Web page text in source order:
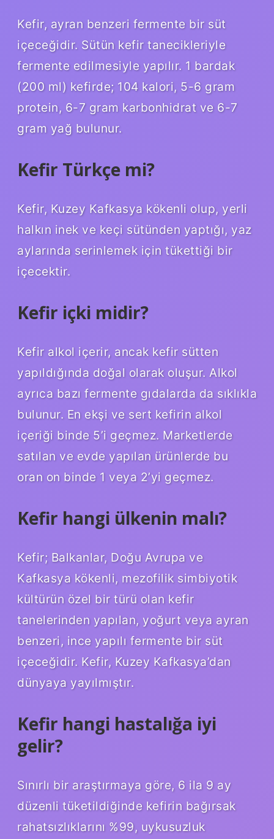
Kefir, ayran benzeri fermente bir süt
içeceğidir. Sütün kefir tanecikleriyle
fermente edilmesiyle yapılır. 1 bardak
(200 ml) kefirde; 104 kalori, 5-6 gram
protein, 6-7 gram karbonhidrat ve 6-7
gram yağ bulunur.
Kefir Türkçe mi?
Kefir, Kuzey Kafkasya kökenli olup, yerli
halkın inek ve keçi sütünden yaptığı, yaz
aylarında serinlemek için tükettiği bir
içecektir.
Kefir içki midir?
Kefir alkol içerir, ancak kefir sütten
yapıldığında doğal olarak oluşur. Alkol
ayrıca bazı fermente gıdalarda da sıklıkla
bulunur. En ekşi ve sert kefirin alkol
içeriği binde 5’i geçmez. Marketlerde
satılan ve evde yapılan ürünlerde bu
oran on binde 1 veya 2’yi geçmez.
Kefir hangi ülkenin malı?
Kefir; Balkanlar, Doğu Avrupa ve
Kafkasya kökenli, mezofilik simbiyotik
kültürün özel bir türü olan kefir
tanelerinden yapılan, yoğurt veya ayran
benzeri, ince yapılı fermente bir süt
içeceğidir. Kefir, Kuzey Kafkasya’dan
dünyaya yayılmıştır.
Kefir hangi hastalığa iyi
gelir?
Sınırlı bir araştırmaya göre, 6 ila 9 ay
düzenli tüketildiğinde kefirin bağırsak
rahatsızlıklarını %99, uykusuzluk